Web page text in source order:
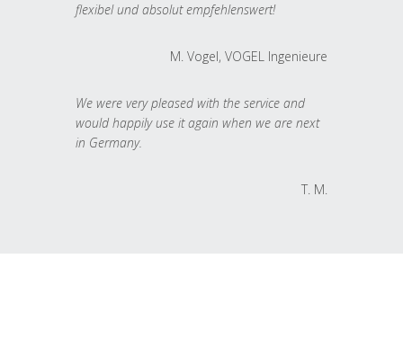
flexibel und absolut empfehlenswert!
M. Vogel, VOGEL Ingenieure
We were very pleased with the service and
would happily use it again when we are next
in Germany.
T. M.